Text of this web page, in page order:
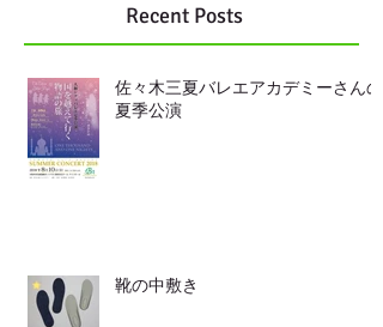
Recent Posts
佐々木三夏バレエアカデミーさんの
夏季公演
靴の中敷き